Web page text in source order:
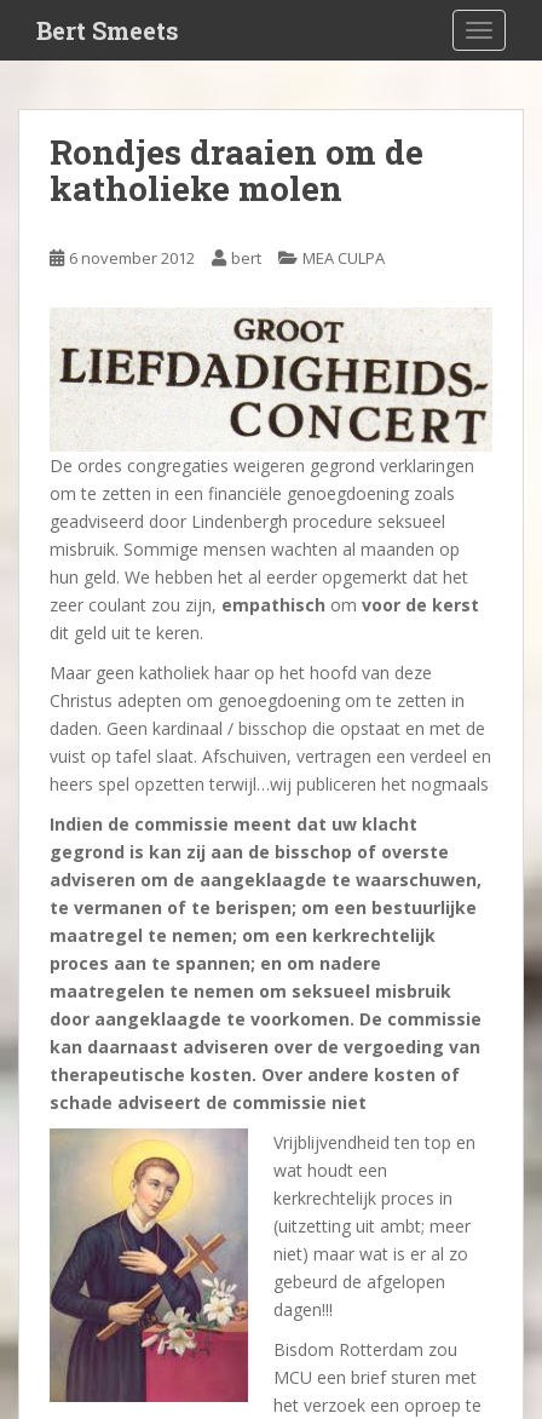
i
Bert Smeets
Rondjes draaien om de
katholieke molen
6 november 2012 bert MEA CULPA
De ordes congregaties weigeren gegrond verklaringen
om te zetten in een financiële genoegdoening zoals
geadviseerd door Lindenbergh procedure seksueel
misbruik. Sommige mensen wachten al maanden op
hun geld. We hebben het al eerder opgemerkt dat het
zeer coulant zou zijn, empathisch om voor de kerst
dit geld uit te keren.
Maar geen katholiek haar op het hoofd van deze
Christus adepten om genoegdoening om te zetten in
daden. Geen kardinaal / bisschop die opstaat en met de
vuist op tafel slaat. Afschuiven, vertragen een verdeel en
heers spel opzetten terwijl…wij publiceren het nogmaals
Indien de commissie meent dat uw klacht
gegrond is kan zij aan de bisschop of overste
adviseren om de aangeklaagde te waarschuwen,
te vermanen of te berispen; om een bestuurlijke
maatregel te nemen; om een kerkrechtelijk
proces aan te spannen; en om nadere
maatregelen te nemen om seksueel misbruik
door aangeklaagde te voorkomen. De commissie
kan daarnaast adviseren over de vergoeding van
therapeutische kosten. Over andere kosten of
schade adviseert de commissie niet
Vrijblijvendheid ten top en
wat houdt een
kerkrechtelijk proces in
(uitzetting uit ambt; meer
niet) maar wat is er al zo
gebeurd de afgelopen
dagen!!!
Bisdom Rotterdam zou
MCU een brief sturen met
het verzoek een oproep te